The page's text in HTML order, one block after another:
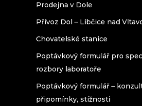
Prodejna v Dole
Přívoz Dol – Libčice nad
Chovatelské stanice
Poptávkový formulář pro
rozbory laboratoře
Poptávkový formulář –
připomínky, stížnosti